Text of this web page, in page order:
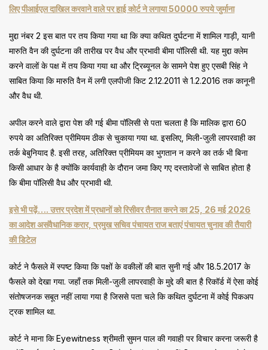
लिए पीआईएल दाखिल करवाने वाले पर हाई कोर्ट ने लगाया 50000 रुपये जुर्माना
मुद्दा नंबर 2 इस बात पर तय किया गया था कि क्या कथित दुर्घटना में शामिल गाड़ी, यानी
मारुति वैन की दुर्घटना की तारीख पर वैध और प्रभावी बीमा पॉलिसी थी. यह मुद्दा क्लेम
करने वालों के पक्ष में तय किया गया था और ट्रिब्यूनल के सामने पेश हुए एसबी सिंह ने
साबित किया कि मारुति वैन में लगी एलपीजी किट 2.12.2011 से 1.2.2016 तक कानूनी
और वैध थी.
अपील करने वाले द्वारा पेश की गई बीमा पॉलिसी से पता चलता है कि मालिक द्वारा 60
रुपये का अतिरिक्त प्रीमियम ठीक से चुकाया गया था. इसलिए, मिली-जुली लापरवाही का
तर्क बेबुनियाद है. इसी तरह, अतिरिक्त प्रीमियम का भुगतान न करने का तर्क भी बिना
किसी आधार के है क्योंकि कार्यवाही के दौरान जमा किए गए दस्तावेजों से साबित होता है
कि बीमा पॉलिसी वैध और प्रभावी थी.
इसे भी पढ़ें…. उत्तर प्रदेश में प्रधानों को रिसीवर तैनात करने का 25, 26 मई 2026
का आदेश असंवैधानिक करार, प्रमुख सचिव पंचायत राज बताएं पंचायत चुनाव की तैयारी
की डिटेल
कोर्ट ने फैसले में स्पष्ट किया कि पक्षों के वकीलों की बात सुनी गई और 18.5.2017 के
फैसले को देखा गया. जहाँ तक मिली-जुली लापरवाही के मुद्दे की बात है रिकॉर्ड में ऐसा कोई
संतोषजनक सबूत नहीं लाया गया है जिससे पता चले कि कथित दुर्घटना में कोई पिकअप
ट्रक शामिल था.
कोर्ट ने माना कि Eyewitness श्रीमती सुमन पाल की गवाही पर विचार करना जरूरी है